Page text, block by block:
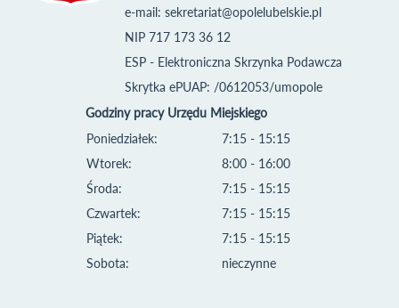
e-mail: sekretariat@opolelubelskie.pl
NIP 717 173 36 12
ESP - Elektroniczna Skrzynka Podawcza
Skrytka ePUAP: /0612053/umopole
Godziny pracy Urzędu Miejskiego
Poniedziałek:
Wtorek:
Środa:
Czwartek:
Piątek:
Sobota:
7:15 - 15:15
8:00 - 16:00
7:15 - 15:15
7:15 - 15:15
7:15 - 15:15
nieczynne